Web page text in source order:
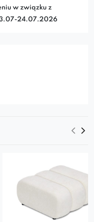
w związku z
24.07.2026